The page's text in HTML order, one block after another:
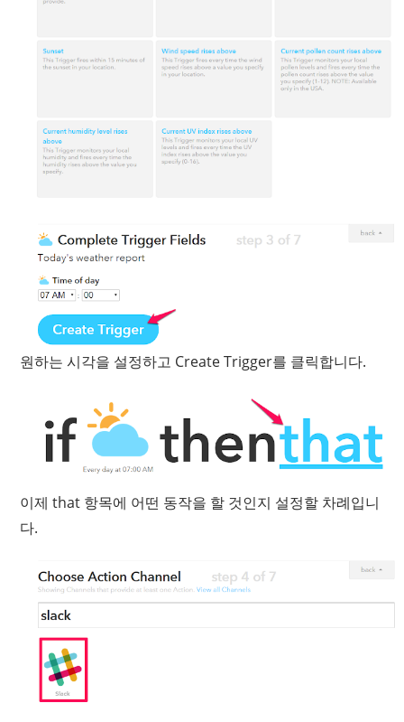
원하는 시각을 설정하고 Create Trigger를 클릭합니다.
이제 that 항목에 어떤 동작을 할 것인지 설정할 차례입니
다.